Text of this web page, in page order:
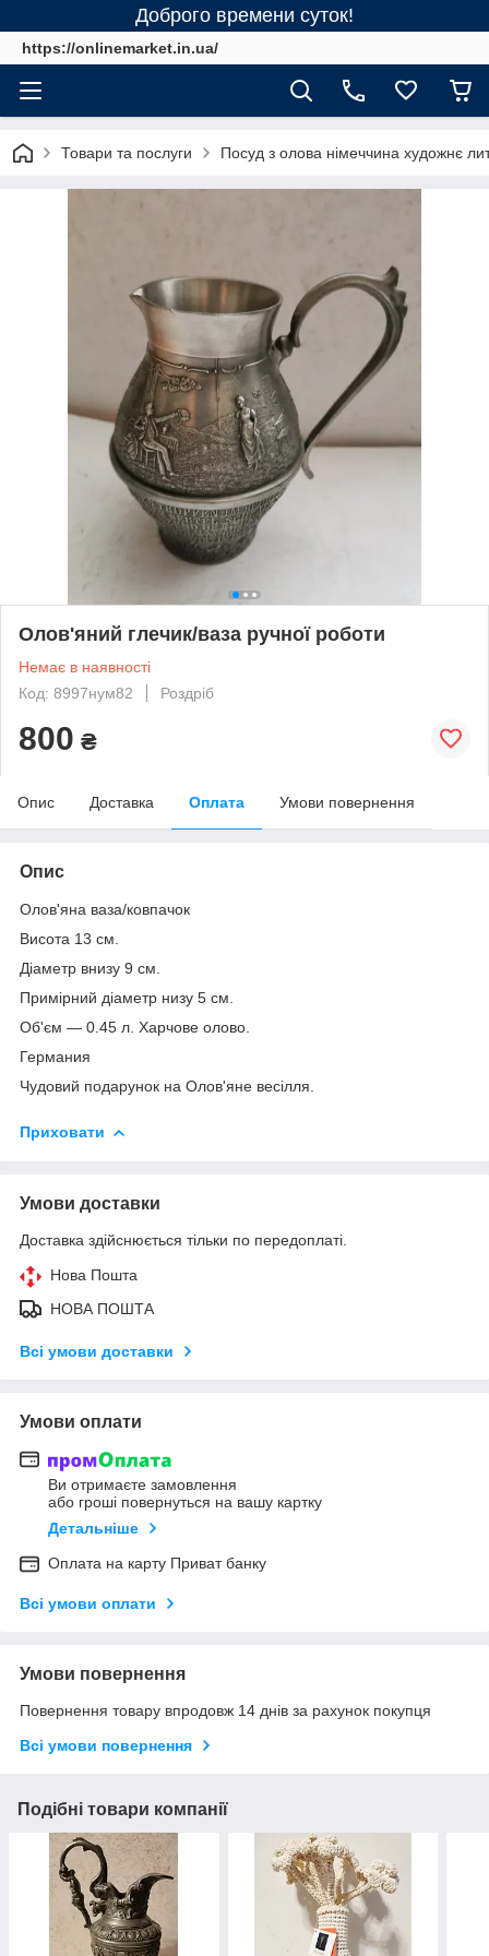
Доброго времени суток!
https://onlinemarket.in.ua/
Товари та послуги Посуд з олова німеччина художнє
Олов'яний глечик/ваза ручної роботи
Немає в наявності
Код: 8997нум82
Роздріб
800 ₴
Опис Доставка Оплата Умови повернення
Опис
Олов'яна ваза/ковпачок
Висота 13 см.
Діаметр внизу 9 см.
Примірний діаметр низу 5 см.
Об'єм — 0.45 л. Харчове олово.
Германия
Чудовий подарунок на Олов'яне весілля.
Приховати
Умови доставки
Доставка здійснюється тільки по передоплаті.
Нова Пошта
НОВА ПОШТА
Всі умови доставки
Умови оплати
Ви отримаєте замовлення
або гроші повернуться на вашу картку
Детальніше
Оплата на карту Приват банку
Всі умови оплати
Умови повернення
Повернення товару впродовж 14 днів за рахунок покупця
Всі умови повернення
Подібні товари компанії